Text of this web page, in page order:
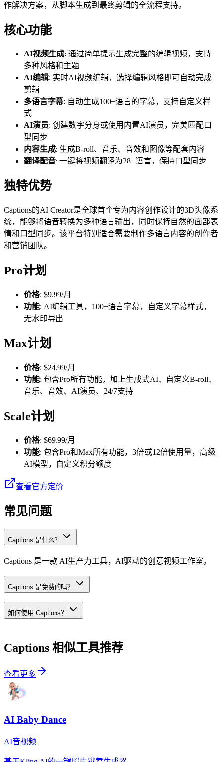
作解决方案，从脚本生成到最终剪辑的全流程支持。
核心功能
AI视频生成: 通过简单提示生成完整的编辑视频，支持
多种风格和主题
AI编辑: 实时AI视频编辑，选择编辑风格即可自动完成
剪辑
多语言字幕: 自动生成100+语言的字幕，支持自定义样
式
AI演员: 创建数字分身或使用内置AI演员，完美匹配口
型同步
内容生成: 生成B-roll、音乐、音效和图像等配套内容
翻译配音: 一键将视频翻译为28+语言，保持口型同步
独特优势
Captions的AI Creator是全球首个专为内容创作设计的3D头像系
统，能够将语音转换为多种语言输出，同时保持自然的面部表
情和口型同步。该平台特别适合需要制作多语言内容的创作者
和营销团队。
Pro计划
价格: $9.99/月
功能: AI编辑工具，100+语言字幕，自定义字幕样式，
无水印导出
Max计划
价格: $24.99/月
功能: 包含Pro所有功能，加上生成式AI、自定义B-roll、
音乐、音效、AI演员、24/7支持
Scale计划
价格: $69.99/月
功能: 包含Pro和Max所有功能，3倍或12倍使用量，高级
AI模型，自定义积分额度
查看官方定价
常见问题
Captions 是什么？
Captions 是一款 AI生产力工具，AI驱动的创意视频工作室。
Captions 是免费的吗？
如何使用 Captions？
Captions 相似工具推荐
查看更多
AI Baby Dance
AI音视频